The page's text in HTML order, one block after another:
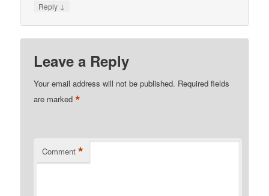
Reply ↓
Leave a Reply
Your email address will not be published. Required fields
are marked*
Comment *